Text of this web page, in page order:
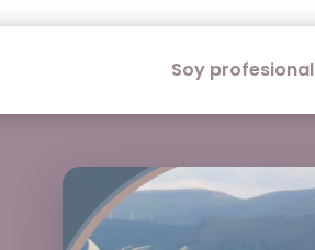
Soy profesional